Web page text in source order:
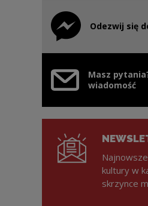
Odezwij się
Uwaga, link zostanie
Masz
wiadomość
kultury w
skrzynce